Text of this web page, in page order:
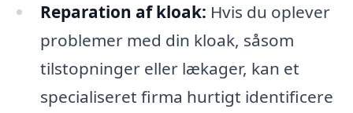
Reparation af kloak: Hvis du oplever
problemer med din kloak, såsom
tilstopninger eller lækager, kan et
specialiseret firma hurtigt identificere